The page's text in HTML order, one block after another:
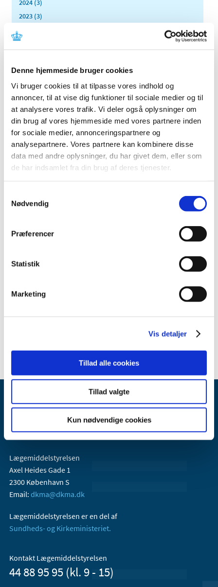
Denne hjemmeside bruger cookies
Vi bruger cookies til at tilpasse vores indhold og
annoncer, til at vise dig funktioner til sociale medier og til
at analysere vores trafik. Vi deler også oplysninger om
din brug af vores hjemmeside med vores partnere inden
for sociale medier, annonceringspartnere og
analysepartnere. Vores partnere kan kombinere disse
data med andre oplysninger, du har givet dem, eller som
de har indsamlet fra din brug af deres tjenester.
Nødvendig
Præferencer
Statistik
Marketing
Vis detaljer
Tillad alle cookies
Tillad valgte
Kun nødvendige cookies
2024 (3)
2023 (3)
2021 (1)
2019 (4)
2018 (5)
2017 (7)
2016 (10)
2015 (7)
2013 (9)
december (1)
juni (1)
2011 (8)
2009 (2)
Lægemiddelstyrelsen
Axel Heides Gade 1
2300 København S
Email: dkma@dkma.dk
Lægemiddelstyrelsen er en del af
Sundheds- og Kirkeministeriet.
Kontakt Lægemiddelstyrelsen
44 88 95 95 (kl. 9 - 15)